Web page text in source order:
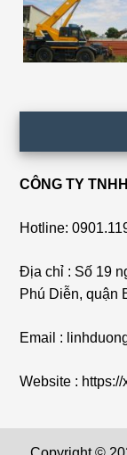
CÔNG TY
Hotline:
Địa chỉ : Số 19
Phú Diễn, quận
Email :
Website :